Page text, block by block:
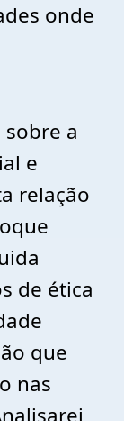
onde
a
e
relação
de ética
que
nas